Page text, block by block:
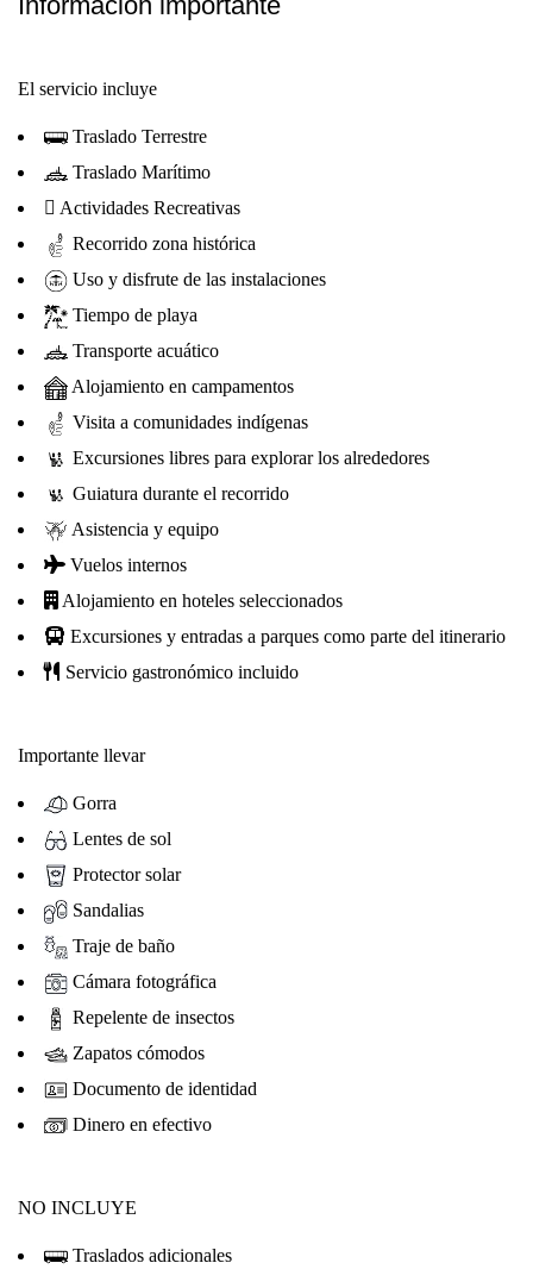
El servicio incluye
Traslado Terrestre
Traslado Marítimo
Actividades Recreativas
Recorrido zona histórica
Uso y disfrute de las instalaciones
Tiempo de playa
Transporte acuático
Alojamiento en campamentos
Visita a comunidades indígenas
Excursiones libres para explorar los alrededores
Guiatura durante el recorrido
Asistencia y equipo
Vuelos internos
Alojamiento en hoteles seleccionados
Excursiones y entradas a parques como parte del itinerario
Servicio gastronómico incluido
Importante llevar
Gorra
Lentes de sol
Protector solar
Sandalias
Traje de baño
Cámara fotográfica
Repelente de insectos
Zapatos cómodos
Documento de identidad
Dinero en efectivo
NO INCLUYE
Traslados adicionales